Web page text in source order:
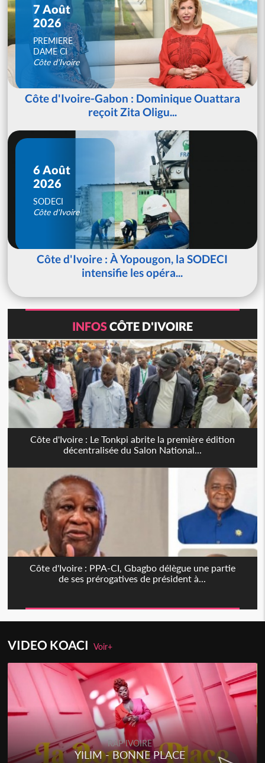
7 Août
2026
PREMIERE
DAME CI
Côte d'Ivoire
Côte d'Ivoire-Gabon : Dominique Ouattara
reçoit Zita Oligu...
6 Août
2026
SODECI
Côte d'Ivoire
Côte d'Ivoire : À Yopougon, la SODECI
intensifie les opéra...
INFOSCÔTE D'IVOIRE
Côte d'Ivoire : Le Tonkpi abrite la première édition
décentralisée du Salon National...
Côte d'Ivoire : PPA-CI, Gbagbo délègue une partie
de ses prérogatives de président à...
VIDEO KOACIVoir+
RAP IVOIRE
RENARD BARAKISSA - DOS DE